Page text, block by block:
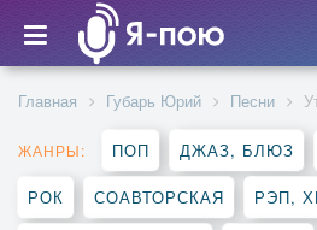
Главная Губарь Юрий Песни
ЖАНРЫ: ПОП ДЖАЗ, БЛЮЗ
РОК СОАВТОРСКАЯ РЭП,